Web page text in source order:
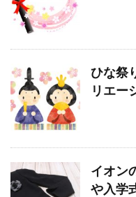
ひな祭
リエー
イオン
や入学